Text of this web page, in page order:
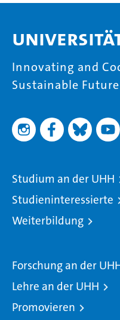
Innovating and
Sustainable
Studium an der UHH
Studieninteressierte
Weiterbildung
Forschung an der
Lehre an der UHH
Promovieren